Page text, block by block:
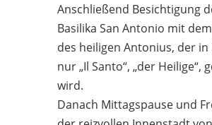
Anschließend Besichtigung
Basilika San Antonio mit
des heiligen Antonius, der in
nur „Il Santo“, „der Heilige“,
wird.
Danach Mittagspause und